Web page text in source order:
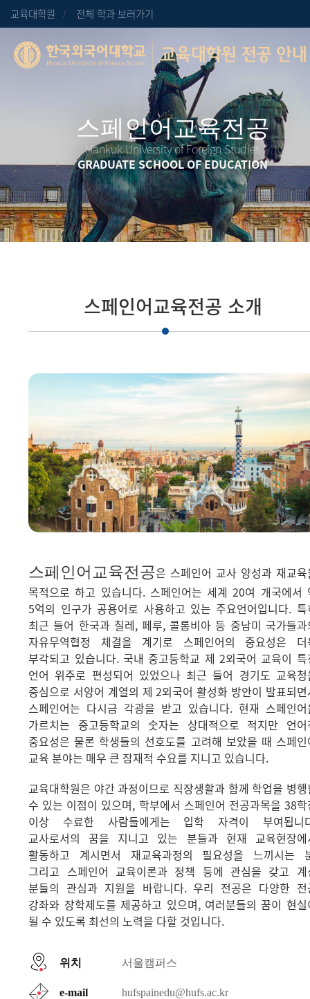
교육대학원 전체 학과 보러가기
교육대학원 전공 안내
Hankuk University of Foreign Studies
GRADUATE SCHOOL OF EDUCATION
스페인어교육전공 소개
스페인어교육전공은 스페인어 교사 양성과 재교육
목적으로 하고 있습니다. 스페인어는 세계 20여 개국에서
5억의 인구가 공용어로 사용하고 있는 주요언어입니다. 특
최근 들어 한국과 칠레, 페루, 콜롬비아 등 중남미 국가들과
자유무역협정 체결을 계기로 스페인어의 중요성은 더
부각되고 있습니다. 국내 중고등학교 제 2외국어 교육이 특
언어 위주로 편성되어 있었으나 최근 들어 경기도 교육청
중심으로 서양어 계열의 제 2외국어 활성화 방안이 발표되면
스페인어는 다시금 각광을 받고 있습니다. 현재 스페인어
가르치는 중고등학교의 숫자는 상대적으로 적지만 언어
중요성은 물론 학생들의 선호도를 고려해 보았을 때 스페인
교육 분야는 매우 큰 잠재적 수요를 지니고 있습니다.
교육대학원은 야간 과정이므로 직장생활과 함께 학업을 병행
수 있는 이점이 있으며, 학부에서 스페인어 전공과목을 38학
이상 수료한 사람들에게는 입학 자격이 부여됩니
교사로서의 꿈을 지니고 있는 분들과 현재 교육현장에
활동하고 계시면서 재교육과정의 필요성을 느끼시는
그리고 스페인어 교육이론과 정책 등에 관심을 갖고 계
분들의 관심과 지원을 바랍니다. 우리 전공은 다양한 전
강좌와 장학제도를 제공하고 있으며, 여러분들의 꿈이 현실
될 수 있도록 최선의 노력을 다할 것입니다.
위치 서울캠퍼스
e-mail hufspainedu@hufs.ac.kr